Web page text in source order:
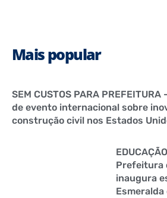
Mais popular
SEM CUSTOS PARA
de evento internacional sobre
construção civil nos Estados
Prefeitura
inaugura
Esmeralda